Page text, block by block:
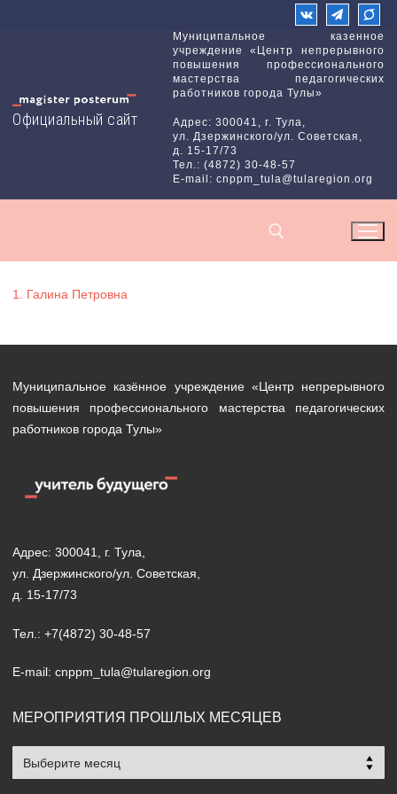
Официальный сайт
Муниципальное казенное
учреждение «Центр непрерывного
повышения профессионального
мастерства педагогических
работников города Тулы»
Адрес: 300041, г. Тула,
ул. Дзержинского/ул. Советская,
д. 15-17/73
Тел.: (4872) 30-48-57
E-mail: cnppm_tula@tularegion.org
Найти:
1. Галина Петровна
Муниципальное казённое учреждение «Центр непрерывного
повышения профессионального мастерства педагогических
работников города Тулы»
Адрес: 300041, г. Тула,
ул. Дзержинского/ул. Советская,
д. 15-17/73
Тел.: +7(4872) 30-48-57
E-mail: cnppm_tula@tularegion.org
МЕРОПРИЯТИЯ ПРОШЛЫХ МЕСЯЦЕВ
Мероприятия
прошлых